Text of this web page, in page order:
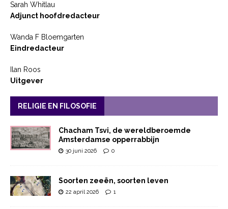
Sarah Whitlau
Adjunct hoofdredacteur
Wanda F Bloemgarten
Eindredacteur
Ilan Roos
Uitgever
RELIGIE EN FILOSOFIE
Chacham Tsvi, de wereldberoemde
Amsterdamse opperrabbijn
30 juni 2026 0
Soorten zeeën, soorten leven
22 april 2026 1